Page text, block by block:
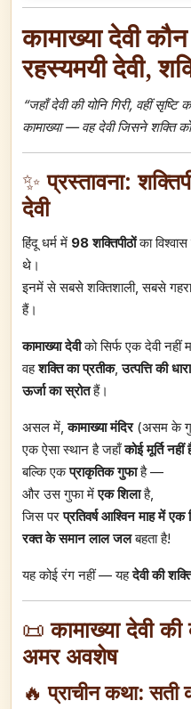
कामाख्या देवी
रहस्यमयी देवी,
“जहाँ देवी की योनि गिरी, वहीं
कामाख्या — वह देवी जिसने शक्ति
✨प्रस्तावना:
देवी
हिंदू धर्म में 98 शक्तिपीठोंका
थे।
इनमें से सबसे शक्तिशाली, सबसे
हैं।
कामाख्या देवीको सिर्फ एक देवी नहीं
वहशक्ति का प्रतीक,उत्पत्ति की धारा
ऊर्जा का स्रोतहैं।
असल में,कामाख्या मंदिर(असम के
एक ऐसा स्थान है जहाँकोई मूर्ति नहीं
बल्कि एकप्राकृतिक गुफाहै —
और उस गुफा मेंएक शिलाहै,
जिस परप्रतिवर्ष आश्विन माह में एक
रक्त के समान लाल जलबहता है!
यह कोई रंग नहीं — यहदेवी की
📜कामाख्या देवी
अमर अवशेष
🔥प्राचीन कथा: सती